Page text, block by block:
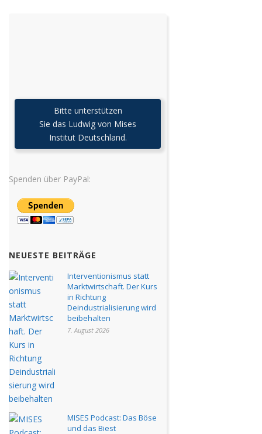
Bitte unterstützen
Sie das Ludwig von Mises
Institut Deutschland.
Spenden über PayPal:
NEUESTE BEITRÄGE
Interventionismus statt
Marktwirtschaft. Der Kurs
in Richtung
Deindustrialisierung wird
beibehalten
7. August 2026
MISES Podcast: Das Böse
und das Biest